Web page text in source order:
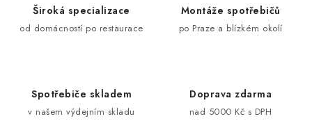
Široká specializace
od domácností po restaurace
Montáže spotřebičů
po Praze a blízkém okolí
Spotřebiče skladem
v našem výdejním skladu
Doprava zdarma
nad 5000 Kč s DPH